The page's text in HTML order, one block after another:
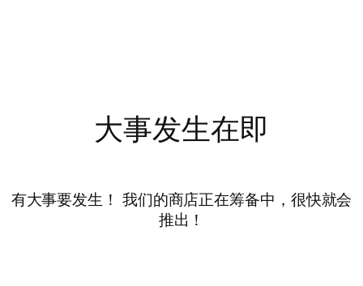
大事发生在即
有大事要发生！ 我们的商店正在筹备中，很快就会
推出！